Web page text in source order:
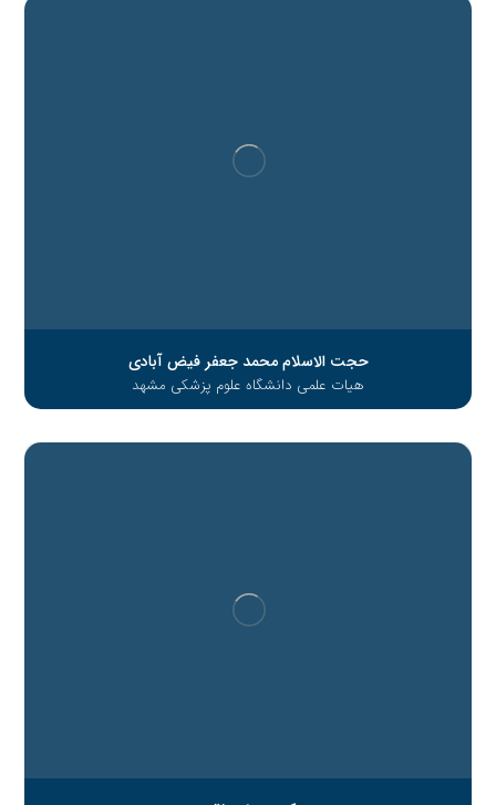
حجت الاسلام محمد جعفر فیض آبادی
هیات علمی دانشگاه علوم پزشکی مشهد